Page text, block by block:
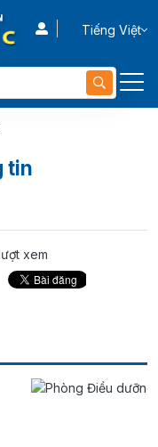
Tiếng Việt
tin
xem